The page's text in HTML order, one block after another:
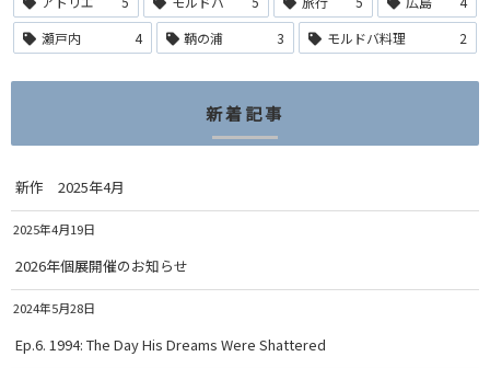
瀬戸内
4 鞆の浦 3 モルドバ料理 2
新着記事
新作 2025年4月
2025年4月19日
2026年個展開催のお知らせ
2024年5月28日
Ep.6. 1994: The Day His Dreams Were Shattered